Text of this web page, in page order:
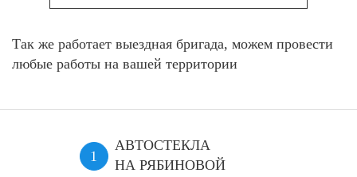
Так же работает выездная бригада, можем провести
любые работы на вашей территории
АВТОСТЕКЛА
НА РЯБИНОВОЙ